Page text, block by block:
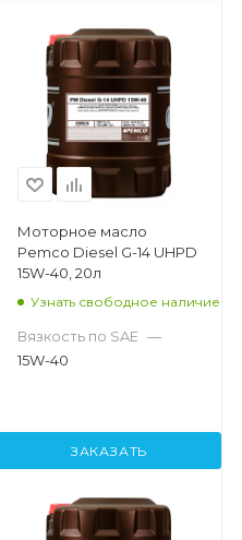
Моторное масло
Pemco Diesel G-14 UHPD
15W-40, 20л
Узнать свободное наличие
Вязкость по SAE —
15W-40
ЗАКАЗАТЬ